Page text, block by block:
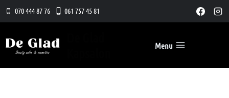
Doorgaan
naar
070 444 87 76 061 757 45 81
Menu